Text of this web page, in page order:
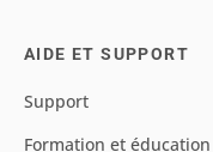
AIDE ET SUPPORT
Support
Formation et éducation